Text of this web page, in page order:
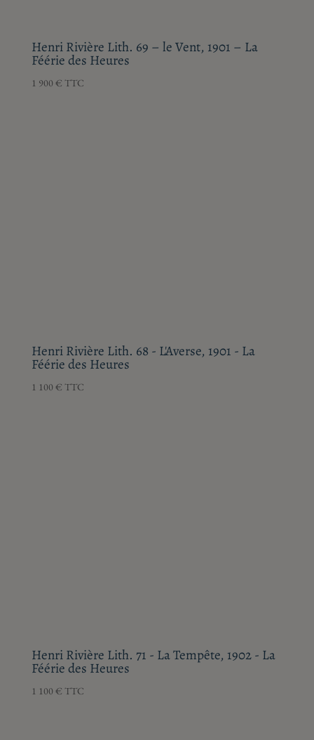
Henri Rivière Lith. 69 – le Vent, 1901 – La
Féérie des Heures
1 900€ TTC
Henri Rivière Lith. 68 - L'Averse, 1901 - La
Féérie des Heures
1 100€ TTC
Henri Rivière Lith. 71 - La Tempête, 1902 - La
Féérie des Heures
1 100€ TTC